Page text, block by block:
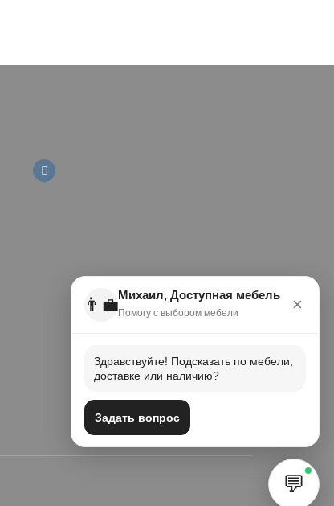
👨‍💼Михаил, Доступная мебель
Помогу с выбором мебели ×
Здравствуйте! Подсказать по мебели,
доставке или наличию?
Задать вопрос
💬